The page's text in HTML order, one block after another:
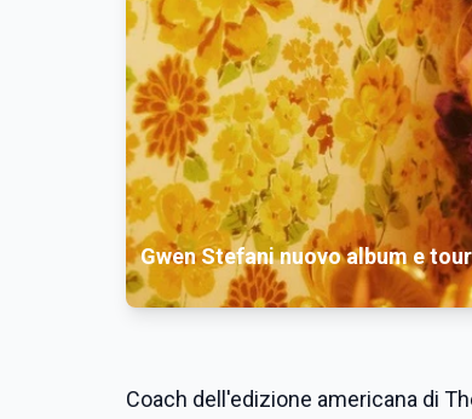
Gwen Stefani nuovo album e
Coach dell'edizione americana di